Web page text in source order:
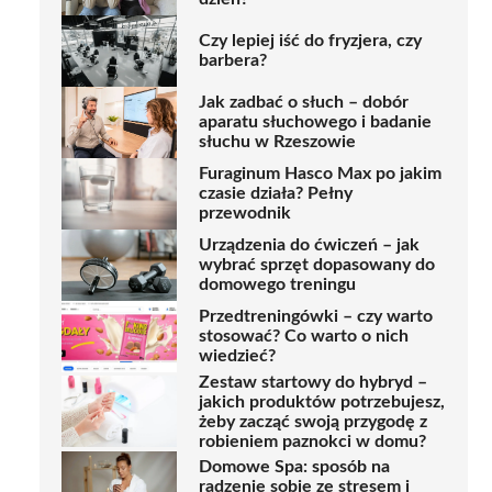
Czy lepiej iść do fryzjera, czy
barbera?
Jak zadbać o słuch – dobór
aparatu słuchowego i badanie
słuchu w Rzeszowie
Furaginum Hasco Max po jakim
czasie działa? Pełny
przewodnik
Urządzenia do ćwiczeń – jak
wybrać sprzęt dopasowany do
domowego treningu
Przedtreningówki – czy warto
stosować? Co warto o nich
wiedzieć?
Zestaw startowy do hybryd –
jakich produktów potrzebujesz,
żeby zacząć swoją przygodę z
robieniem paznokci w domu?
Domowe Spa: sposób na
radzenie sobie ze stresem i